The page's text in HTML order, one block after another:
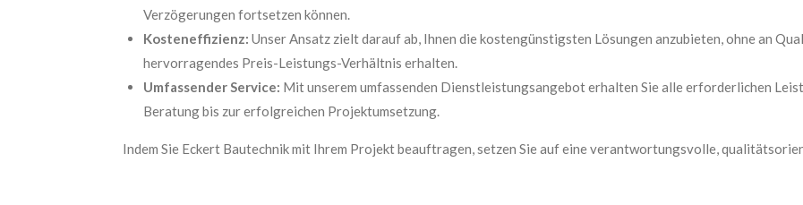
Verzögerungen fortsetzen können.
Kosteneffizienz: Unser Ansatz zielt darauf ab, Ihnen die kostengünstigsten Lösungen anzubieten, ohne an
hervorragendes Preis-Leistungs-Verhältnis erhalten.
Umfassender Service: Mit unserem umfassenden Dienstleistungsangebot erhalten Sie alle erforderlichen
Beratung bis zur erfolgreichen Projektumsetzung.
Indem Sie Eckert Bautechnik mit Ihrem Projekt beauftragen, setzen Sie auf eine verantwortungsvolle,